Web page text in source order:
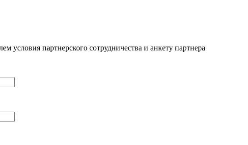
условия партнерского сотрудничества и анкету партнера